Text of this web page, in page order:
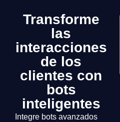
Transforme
las
interacciones
de los
clientes con
bots
inteligentes
Integre bots avanzados